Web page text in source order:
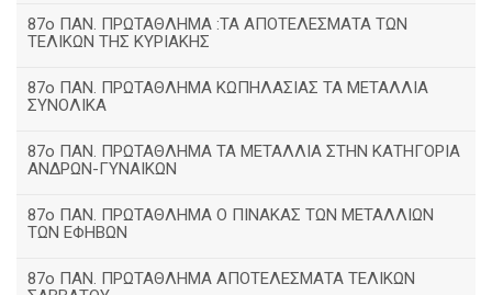
87ο ΠΑΝ. ΠΡΩΤΑΘΛΗΜΑ :ΤΑ ΑΠΟΤΕΛΕΣΜΑΤΑ ΤΩΝ
ΤΕΛΙΚΩΝ ΤΗΣ ΚΥΡΙΑΚΗΣ
87ο ΠΑΝ. ΠΡΩΤΑΘΛΗΜΑ ΚΩΠΗΛΑΣΙΑΣ ΤΑ ΜΕΤΑΛΛΙΑ
ΣΥΝΟΛΙΚΑ
87ο ΠΑΝ. ΠΡΩΤΑΘΛΗΜΑ ΤΑ ΜΕΤΑΛΛΙΑ ΣΤΗΝ ΚΑΤΗΓΟΡΙΑ
ΑΝΔΡΩΝ-ΓΥΝΑΙΚΩΝ
87ο ΠΑΝ. ΠΡΩΤΑΘΛΗΜΑ Ο ΠΙΝΑΚΑΣ ΤΩΝ ΜΕΤΑΛΛΙΩΝ
ΤΩΝ ΕΦΗΒΩΝ
87ο ΠΑΝ. ΠΡΩΤΑΘΛΗΜΑ ΑΠΟΤΕΛΕΣΜΑΤΑ ΤΕΛΙΚΩΝ